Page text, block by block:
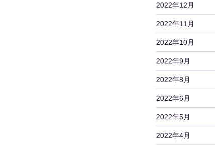
2022年12月
2022年11月
2022年10月
2022年9月
2022年8月
2022年6月
2022年5月
2022年4月